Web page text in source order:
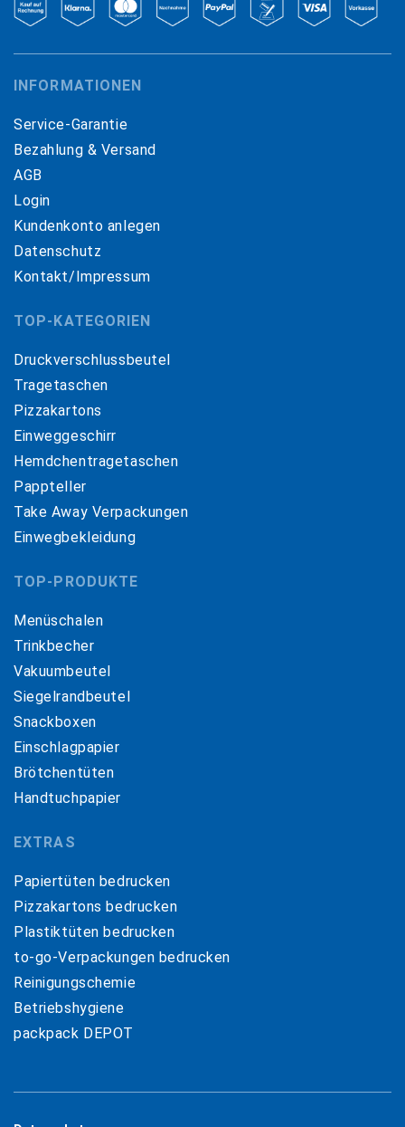
INFORMATIONEN
Service-Garantie
Bezahlung & Versand
AGB
Login
Kundenkonto anlegen
Datenschutz
Kontakt/Impressum
TOP-KATEGORIEN
Druckverschlussbeutel
Tragetaschen
Pizzakartons
Einweggeschirr
Hemdchentragetaschen
Pappteller
Take Away Verpackungen
Einwegbekleidung
TOP-PRODUKTE
Menüschalen
Trinkbecher
Vakuumbeutel
Siegelrandbeutel
Snackboxen
Einschlagpapier
Brötchentüten
Handtuchpapier
EXTRAS
Papiertüten bedrucken
Pizzakartons bedrucken
Plastiktüten bedrucken
to-go-Verpackungen bedrucken
Reinigungschemie
Betriebshygiene
packpack DEPOT